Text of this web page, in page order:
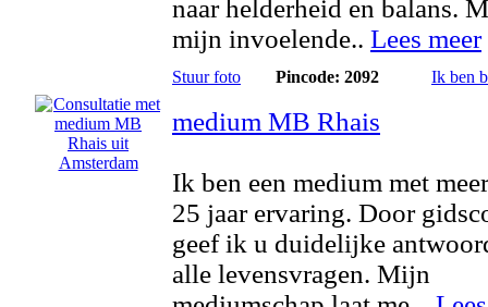
naar helderheid en balans.
mijn invoelende.. Lees meer
Stuur foto Pincode: 2092 Ik ben
medium MB Rhais
Ik ben een medium met
25 jaar ervaring. Door
geef ik u duidelijke
alle levensvragen. Mijn